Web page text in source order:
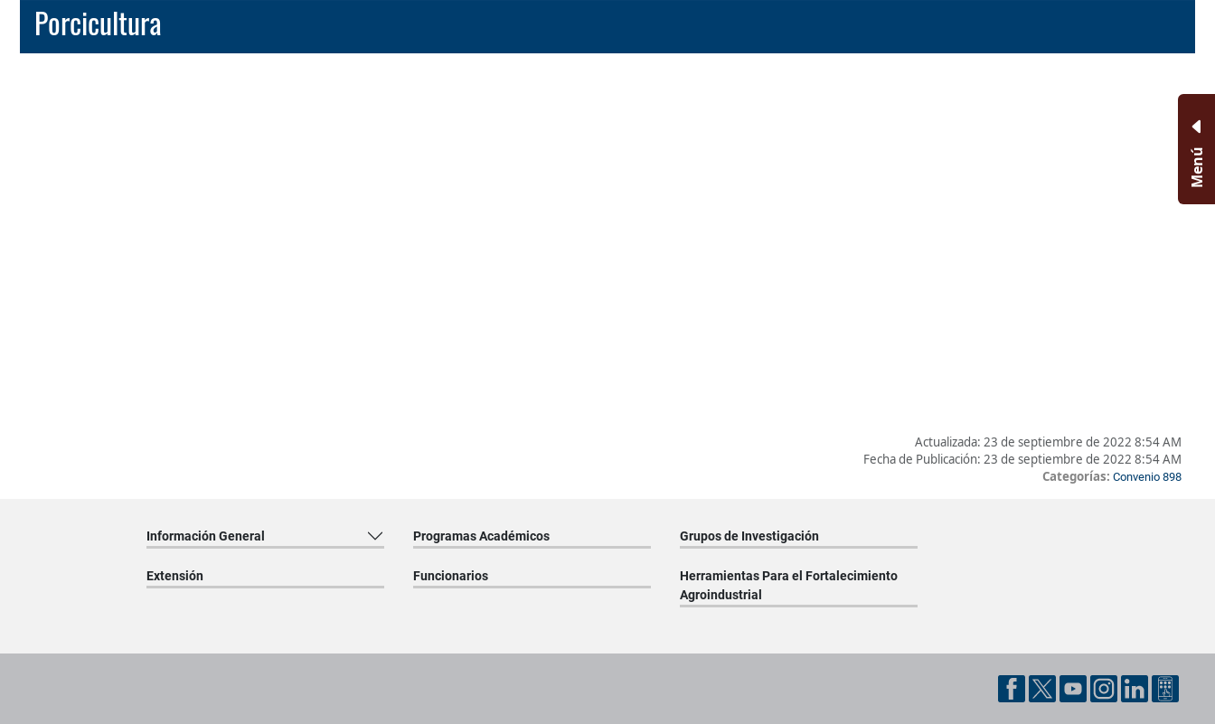
Porcicultura
Actualizada: 23 de septiembre de 2022 8:54 AM
Fecha de Publicación: 23 de septiembre de 2022 8:54 AM
Categorías: Convenio 898
Menú
Información General Programas Académicos Grupos de Investigación
Extensión Funcionarios
Herramientas Para el Fortalecimiento
Agroindustrial